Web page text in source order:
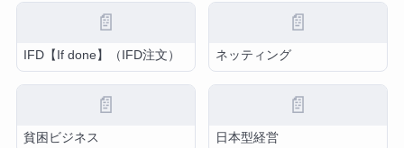
📄
IFD【If done】（IFD注文）
📄
ネッティング
📄
貧困ビジネス
📄
日本型経営